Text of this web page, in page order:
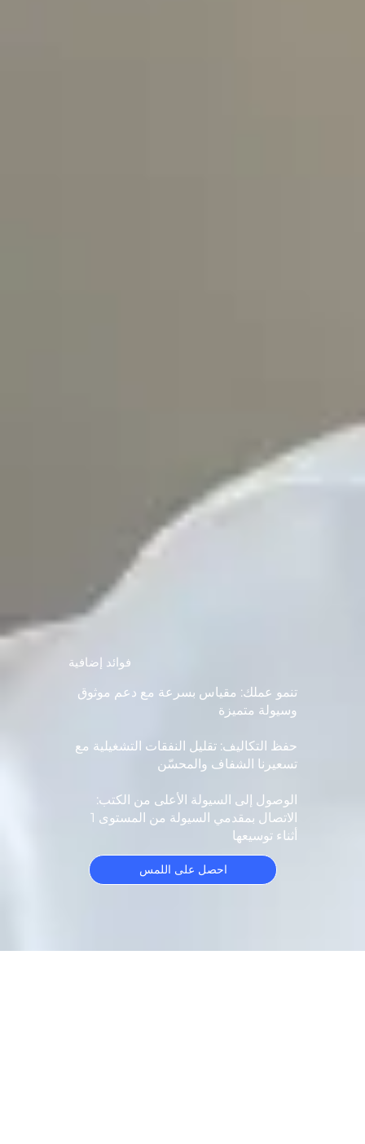
فوائد إضافية
تنمو عملك: مقياس بسرعة مع دعم موثوق
وسيولة متميزة
حفظ التكاليف: تقليل النفقات التشغيلية مع
تسعيرنا الشفاف والمحسّن
الوصول إلى السيولة الأعلى من الكتب:
الاتصال بمقدمي السيولة من المستوى 1
أثناء توسيعها
احصل على اللمس